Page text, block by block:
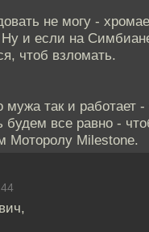
не могу -
Ну и если на
чтоб взломать.
мужа так и работает
будем все равно -
Моторолу Milestone.